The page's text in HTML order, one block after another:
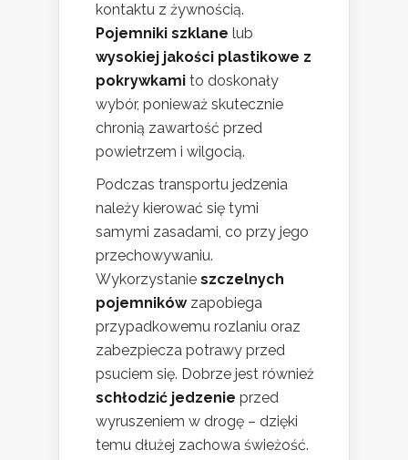
kontaktu z żywnością.
Pojemniki szklane lub
wysokiej jakości plastikowe z
pokrywkami to doskonały
wybór, ponieważ skutecznie
chronią zawartość przed
powietrzem i wilgocią.
Podczas transportu jedzenia
należy kierować się tymi
samymi zasadami, co przy jego
przechowywaniu.
Wykorzystanie szczelnych
pojemnikówzapobiega
przypadkowemu rozlaniu oraz
zabezpiecza potrawy przed
psuciem się. Dobrze jest również
schłodzić jedzenie przed
wyruszeniem w drogę – dzięki
temu dłużej zachowa świeżość.